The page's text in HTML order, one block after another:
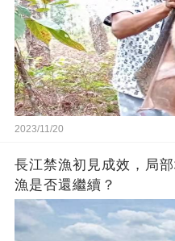
2023/11/20
長江禁漁初見成效，局
漁是否還繼續？